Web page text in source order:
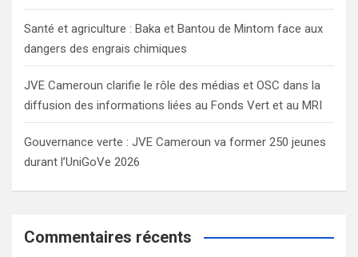
Santé et agriculture : Baka et Bantou de Mintom face aux
dangers des engrais chimiques
JVE Cameroun clarifie le rôle des médias et OSC dans la
diffusion des informations liées au Fonds Vert et au MRI
Gouvernance verte : JVE Cameroun va former 250 jeunes
durant l’UniGoVe 2026
Commentaires récents